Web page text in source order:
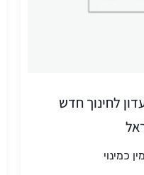
לחינוך חדש
כמינוי